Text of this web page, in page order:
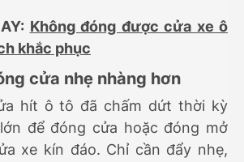
Không đóng được cửa xe ô
khắc phục
cửa nhẹ nhàng hơn
hít ô tô đã chấm dứt thời kỳ
để đóng cửa hoặc đóng mở
xe kín đáo. Chỉ cần đẩy nhẹ,